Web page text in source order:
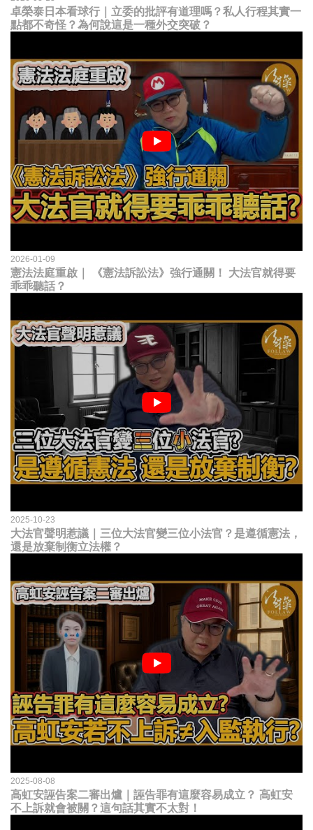
卓榮泰日本看球行｜立委的批評有道理嗎？私人行程其實一
點都不奇怪？為何說這是一種外交突破？
2026-01-09
憲法法庭重啟｜ 《憲法訴訟法》強行通關！ 大法官就得要
乖乖聽話？
2025-10-23
大法官聲明惹議｜三位大法官變三位小法官？是遵循憲法，
還是放棄制衡立法權？
2025-08-08
高虹安誣告案二審出爐｜誣告罪有這麼容易成立？ 高虹安
不上訴就會被關？這句話其實不太對！